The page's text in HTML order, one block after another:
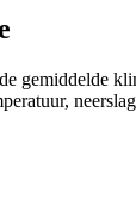
gemiddelde